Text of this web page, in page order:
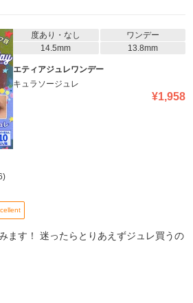
度あり・なし
ワンデー
14.5mm
13.8mm
エティアジュレワンデー
キュラソージュレ
¥1,958
)
ます！ 迷ったらとりあえずジュレ買うの